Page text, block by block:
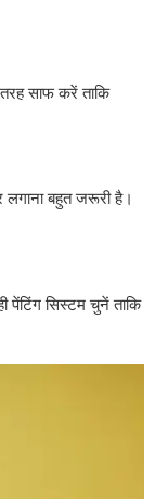
साफ करें ताकि
बहुत जरूरी है।
पेंटिंग सिस्टम चुनें ताकि